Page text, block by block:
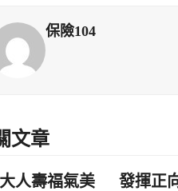
保險104
文章
人壽福氣美
發揮正